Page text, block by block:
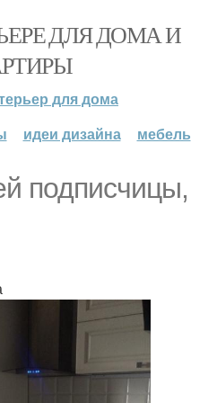
ДЛЯ ДОМА И
для дома
идеи дизайна мебель
подписчицы,